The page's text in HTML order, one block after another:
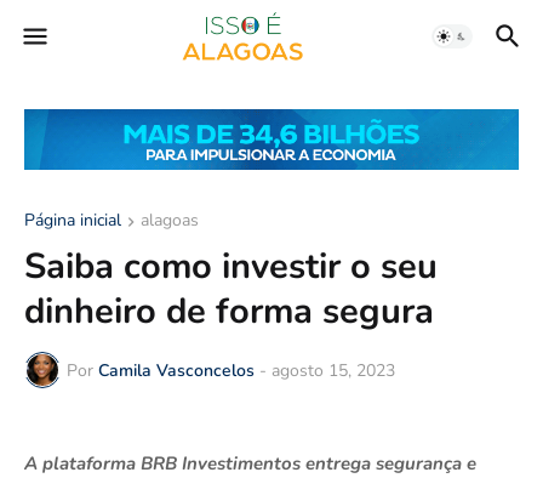
Página inicial alagoas
Saiba como investir o seu
dinheiro de forma segura
Por Camila Vasconcelos - agosto 15, 2023
A plataforma BRB Investimentos entrega segurança e